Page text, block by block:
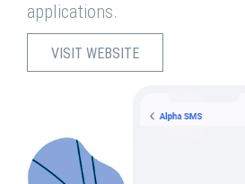
applications.
VISIT WEBSITE